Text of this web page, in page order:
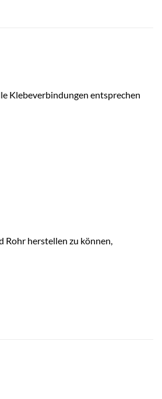
Klebeverbindungen entsprechen
herstellen zu können,